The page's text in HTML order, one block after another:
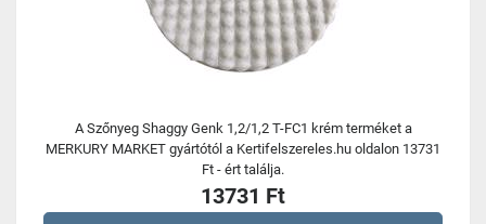
A Szőnyeg Shaggy Genk 1,2/1,2 T-FC1 krém terméket a
MERKURY MARKET gyártótól a Kertifelszereles.hu oldalon 13731
Ft - ért találja.
13731 Ft